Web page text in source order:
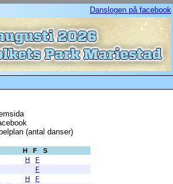
Danslogen på facebook
(antal danser)
H F
S
H
F
F
H
F